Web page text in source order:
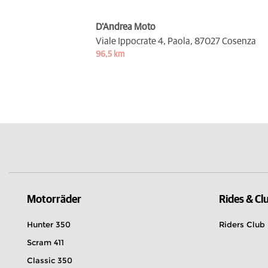
D'Andrea Moto
Viale Ippocrate 4, Paola, 87027 Cosenza
96,5 km
Motorräder
Hunter 350
Scram 411
Classic 350
Rides &
Riders Club